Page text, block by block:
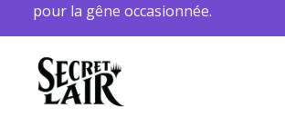
pour la gêne occasionnée.